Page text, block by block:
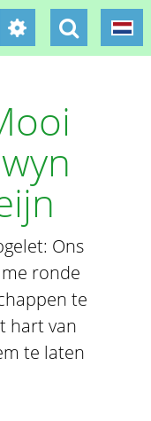
Ons
ronde
te
hart van
te laten